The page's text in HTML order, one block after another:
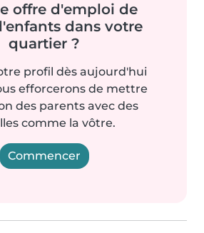
offre d'emploi de
dans votre
quartier ?
profil dès aujourd'hui
efforcerons de mettre
des parents avec des
comme la vôtre.
Commencer